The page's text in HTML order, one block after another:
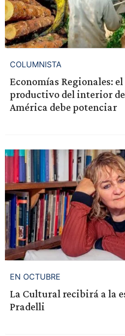
COLUMNISTA
Economías Regionales:
productivo del interior de
América debe potenciar
EN OCTUBRE
La Cultural recibirá a la
Pradelli